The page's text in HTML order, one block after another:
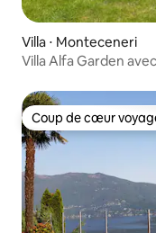
Villa ⋅ Monteceneri
Villa Alfa Garden
Coup de cœur
Coup de cœur